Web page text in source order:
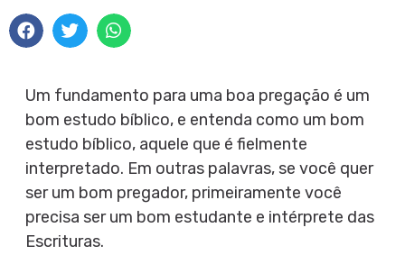
Um fundamento para uma boa pregação é um
bom estudo bíblico, e entenda como um bom
estudo bíblico, aquele que é fielmente
interpretado. Em outras palavras, se você quer
ser um bom pregador, primeiramente você
precisa ser um bom estudante e intérprete das
Escrituras.